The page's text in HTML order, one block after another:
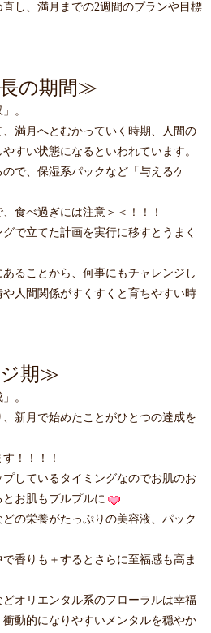
し、満月までの2週間のプランや目標
の期間≫
。
満月へとむかっていく時期、人間の
すい状態になるといわれています。
で、保湿系パックなど「与えるケ
食べ過ぎには注意＞＜！！！
で立てた計画を実行に移すとうまく
ることから、何事にもチャレンジし
人間関係がすくすくと育ちやすい時
期≫
。
新月で始めたことがひとつの達成を
！！！！
しているタイミングなのでお肌のお
お肌もプルプルに
の栄養がたっぷりの美容液、パック
香りも＋するとさらに至福感も高ま
オリエンタル系のフローラルは幸福
動的になりやすいメンタルを穏やか